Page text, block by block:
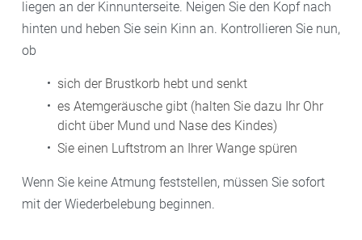
liegen an der Kinnunterseite. Neigen Sie den Kopf nach
hinten und heben Sie sein Kinn an. Kontrollieren Sie nun,
ob
sich der Brustkorb hebt und senkt
es Atemgeräusche gibt (halten Sie dazu Ihr Ohr
dicht über Mund und Nase des Kindes)
Sie einen Luftstrom an Ihrer Wange spüren
Wenn Sie keine Atmung feststellen, müssen Sie sofort
mit der Wiederbelebung beginnen.